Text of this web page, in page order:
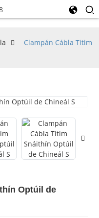
Clampán Cábla Titim
Optúil de